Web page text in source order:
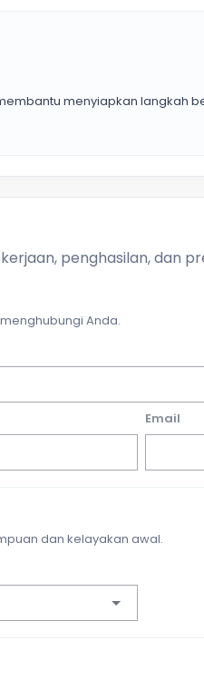
menyiapkan langkah
penghasilan, dan
Anda.
Email
dan kelayakan awal.